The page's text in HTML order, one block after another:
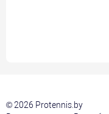
© 2026 Protennis.by